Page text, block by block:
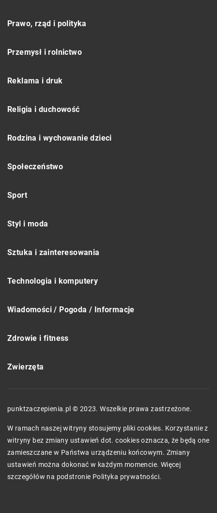
Prawo, rząd i polityka
Przemysł i rolnictwo
Reklama i druk
Religia i duchowość
Rodzina i wychowanie dzieci
Społeczeństwo
Sport
Styl i moda
Sztuka i zainteresowania
Technologia i komputery
Wiadomości / Pogoda / Informacje
Zdrowie i fitness
Zwierzęta
punktzaczepienia.pl © 2023. Wszelkie prawa zastrzeżone.
W ramach naszej witryny stosujemy pliki cookies. Korzystanie z
witryny bez zmiany ustawień dot. cookies oznacza, że będą one
zamieszczane w Państwa urządzeniu końcowym. Zmiany
ustawień można dokonać w każdym momencie. Więcej
szczegółów na podstronie Polityka prywatności.